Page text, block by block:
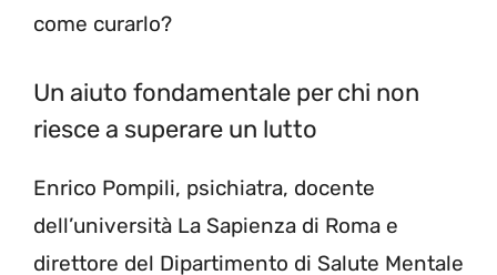
come curarlo?
Un aiuto fondamentale per chi non
riesce a superare un lutto
Enrico Pompili, psichiatra, docente
dell’università La Sapienza di Roma e
direttore del Dipartimento di Salute Mentale